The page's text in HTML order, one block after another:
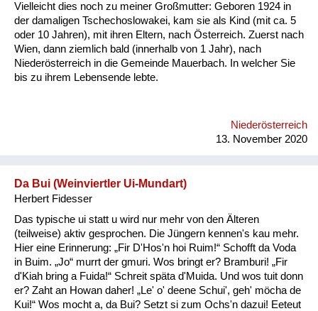
Vielleicht dies noch zu meiner Großmutter: Geboren 1924 in
der damaligen Tschechoslowakei, kam sie als Kind (mit ca. 5
oder 10 Jahren), mit ihren Eltern, nach Österreich. Zuerst nach
Wien, dann ziemlich bald (innerhalb von 1 Jahr), nach
Niederösterreich in die Gemeinde Mauerbach. In welcher Sie
bis zu ihrem Lebensende lebte.
Niederösterreich
13. November 2020
Da Bui (Weinviertler Ui-Mundart)
Herbert Fidesser
Das typische ui statt u wird nur mehr von den Älteren
(teilweise) aktiv gesprochen. Die Jüngern kennen's kau mehr.
Hier eine Erinnerung: „Fir D'Hos'n hoi Ruim!“ Schofft da Voda
in Buim. „Jo“ murrt der gmuri. Wos bringt er? Bramburi! „Fir
d'Kiah bring a Fuida!“ Schreit späta d'Muida. Und wos tuit donn
er? Zaht an Howan daher! „Le' o' deene Schui', geh' möcha de
Kui!“ Wos mocht a, da Bui? Setzt si zum Ochs'n dazui! Eeteut